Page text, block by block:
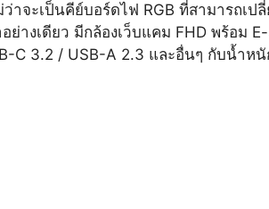
าจะเป็นคีย์บอร์ดไฟ RGB ที่สามารถเ
างเดียว มีกล้องเว็บแคม FHD พร้อม
C 3.2 / USB-A 2.3 และอื่นๆ กับน้ำหนั